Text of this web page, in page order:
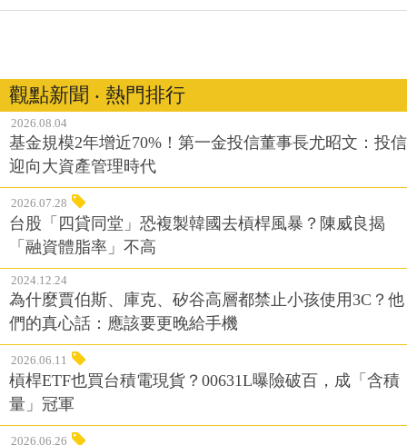
觀點新聞 ‧ 熱門排行
2026.08.04
基金規模2年增近70%！第一金投信董事長尤昭文：投信
迎向大資產管理時代
2026.07.28
台股「四貸同堂」恐複製韓國去槓桿風暴？陳威良揭
「融資體脂率」不高
2024.12.24
為什麼賈伯斯、庫克、矽谷高層都禁止小孩使用3C？他
們的真心話：應該要更晚給手機
2026.06.11
槓桿ETF也買台積電現貨？00631L曝險破百，成「含積
量」冠軍
2026.06.26